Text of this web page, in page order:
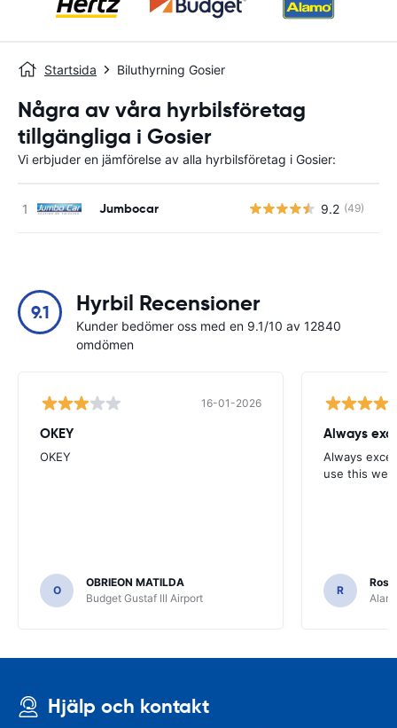
Startsida Biluthyrning Gosier
Några av våra hyrbilsföretag
tillgängliga i Gosier
Vi erbjuder en jämförelse av alla hyrbilsföretag i Gosier:
Jumbocar 9.2 (49)
9.1 Hyrbil Recensioner
Kunder bedömer oss med en 9.1/10 av 12840
omdömen
16-01-2026
OKEY
OKEY
O
OBRIEON MATILDA
Budget Gustaf III Airport
Always
Always
use this
R
Hjälp och kontakt